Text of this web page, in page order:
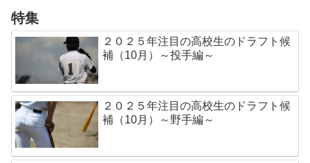
特集
２０２５年注目の高校生のドラフト候
補（10月）～投手編～
２０２５年注目の高校生のドラフト候
補（10月）～野手編～